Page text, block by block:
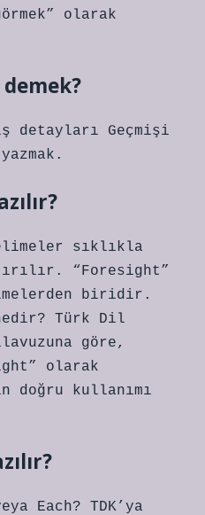
olarak
detayları Geçmişi
sıklıkla
“Foresight”
biridir.
Türk Dil
göre,
olarak
doğru kullanımı
Each? TDK’ya